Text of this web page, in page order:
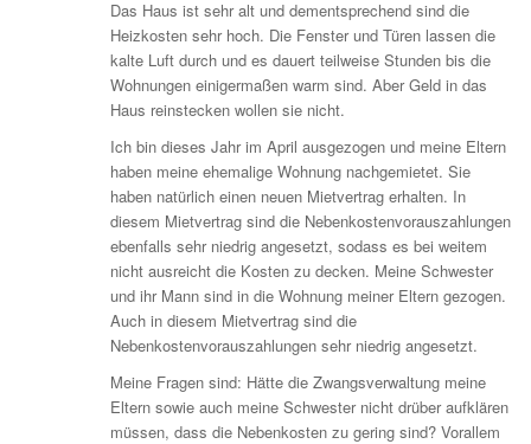
Das Haus ist sehr alt und dementsprechend sind die
Heizkosten sehr hoch. Die Fenster und Türen lassen die
kalte Luft durch und es dauert teilweise Stunden bis die
Wohnungen einigermaßen warm sind. Aber Geld in das
Haus reinstecken wollen sie nicht.
Ich bin dieses Jahr im April ausgezogen und meine Eltern
haben meine ehemalige Wohnung nachgemietet. Sie
haben natürlich einen neuen Mietvertrag erhalten. In
diesem Mietvertrag sind die Nebenkostenvorauszahlungen
ebenfalls sehr niedrig angesetzt, sodass es bei weitem
nicht ausreicht die Kosten zu decken. Meine Schwester
und ihr Mann sind in die Wohnung meiner Eltern gezogen.
Auch in diesem Mietvertrag sind die
Nebenkostenvorauszahlungen sehr niedrig angesetzt.
Meine Fragen sind: Hätte die Zwangsverwaltung meine
Eltern sowie auch meine Schwester nicht drüber aufklären
müssen, dass die Nebenkosten zu gering sind? Vorallem